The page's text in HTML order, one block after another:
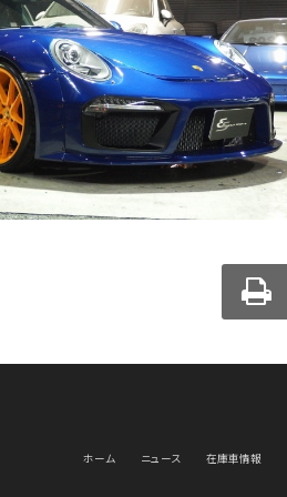
ホーム ニュース 在庫車情報